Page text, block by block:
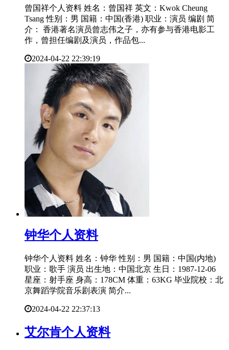
曾国祥个人资料 姓名：曾国祥 英文：Kwok Cheung
Tsang 性别：男 国籍：中国(香港) 职业：演员 编剧 简
介： 香港著名演员曾志伟之子，亦有参与香港电影工
作，曾担任编剧及演员，作品包...
2024-04-22 22:39:19
​钟华个人资料
钟华个人资料 姓名：钟华 性别：男 国籍：中国(内地)
职业：歌手 演员 出生地：中国北京 生日：1987-12-06
星座：射手座 身高：178CM 体重：63KG 毕业院校：北
京舞蹈学院音乐剧表演 简介...
2024-04-22 22:37:13
​艾尔肯个人资料